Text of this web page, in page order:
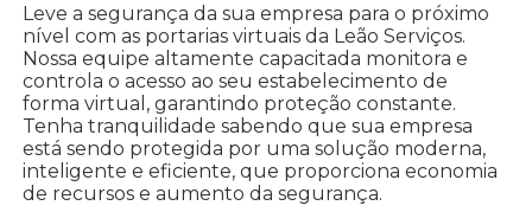
Leve a segurança da sua empresa para o próximo
nível com as portarias virtuais da Leão Serviços.
Nossa equipe altamente capacitada monitora e
controla o acesso ao seu estabelecimento de
forma virtual, garantindo proteção constante.
Tenha tranquilidade sabendo que sua empresa
está sendo protegida por uma solução moderna,
inteligente e eficiente, que proporciona economia
de recursos e aumento da segurança.